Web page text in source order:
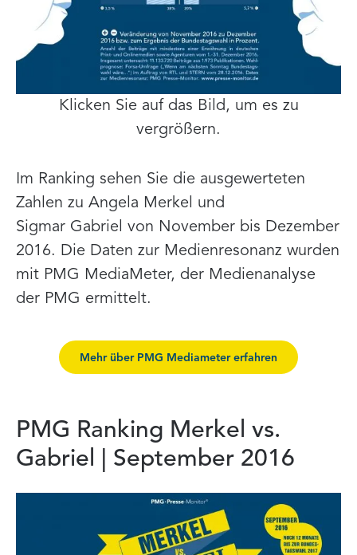
Klicken Sie auf das Bild, um es zu
vergrößern.
Im Ranking sehen Sie die ausgewerteten
Zahlen zu Angela Merkel und
Sigmar Gabriel von November bis Dezember
2016. Die Daten zur Medienresonanz wurden
mit PMG MediaMeter, der Medienanalyse
der PMG ermittelt.
Mehr über PMG Mediameter erfahren
PMG Ranking Merkel vs.
Gabriel | September 2016